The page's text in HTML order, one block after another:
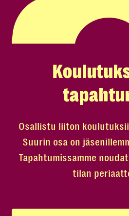
Osallistu liiton
Suurin osa on
Tapahtumissamme
tilan